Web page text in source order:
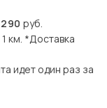
руб.
км. *Доставка
идет один раз за